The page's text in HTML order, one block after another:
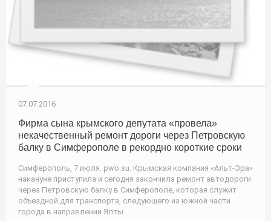
07.07.2016
Фирма сына крымского депутата «провела»
некачественный ремонт дороги через Петровскую
балку в Симферополе в рекордно короткие сроки
Симферополь, 7 июля. pwo.su. Крымская компания «Альт-Эра»
накануне приступила и сегодня закончила ремонт автодороги
через Петровскую балку в Симферополе, которая служит
объездной для транспорта, следующего из южной части
города в направлении Ялты.